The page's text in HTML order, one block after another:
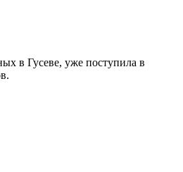
в Гусеве, уже поступила в